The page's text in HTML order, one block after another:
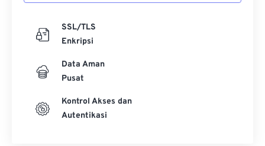
SSL/TLS
Enkripsi
Data Aman
Pusat
Kontrol Akses dan
Autentikasi